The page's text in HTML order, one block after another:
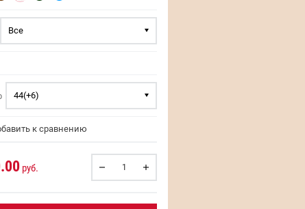
Все
44(+6)
к сравнению
руб.